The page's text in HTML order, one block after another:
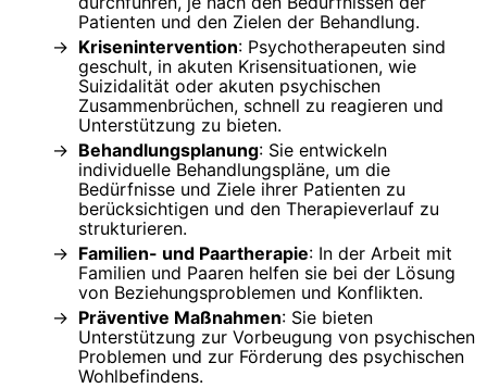
Patienten und den Zielen der Behandlung.
Krisenintervention: Psychotherapeuten sind
geschult, in akuten Krisensituationen, wie
Suizidalität oder akuten psychischen
Zusammenbrüchen, schnell zu reagieren und
Unterstützung zu bieten.
Behandlungsplanung: Sie entwickeln
individuelle Behandlungspläne, um die
Bedürfnisse und Ziele ihrer Patienten zu
berücksichtigen und den Therapieverlauf zu
strukturieren.
Familien- und Paartherapie: In der Arbeit mit
Familien und Paaren helfen sie bei der Lösung
von Beziehungsproblemen und Konflikten.
Präventive Maßnahmen: Sie bieten
Unterstützung zur Vorbeugung von psychischen
Problemen und zur Förderung des psychischen
Wohlbefindens.